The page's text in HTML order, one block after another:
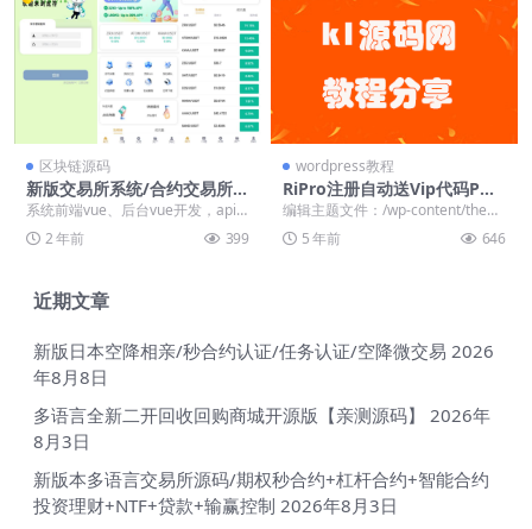
区块链源码
新版交易所系统/合约交易所/
法币交易/区块链交易所
系统前端vue、后台vue开发，api
是php的thinkphp框架 源码全开
源...2 年前 399
wordpress教程
RiPro注册自动送Vip代码PHP
源码下载
编辑主题文件：/wp-content/them
es/ripro/parts/na...
5 年前 646
近期文章
新版日本空降相亲/秒合约认证/任务认证/空降微交易 2026
年8月8日
多语言全新二开回收回购商城开源版【亲测源码】
2026年
8月3日
新版本多语言交易所源码/期权秒合约+杠杆合约+智能合约
投资理财+NTF+贷款+输赢控制 2026年8月3日